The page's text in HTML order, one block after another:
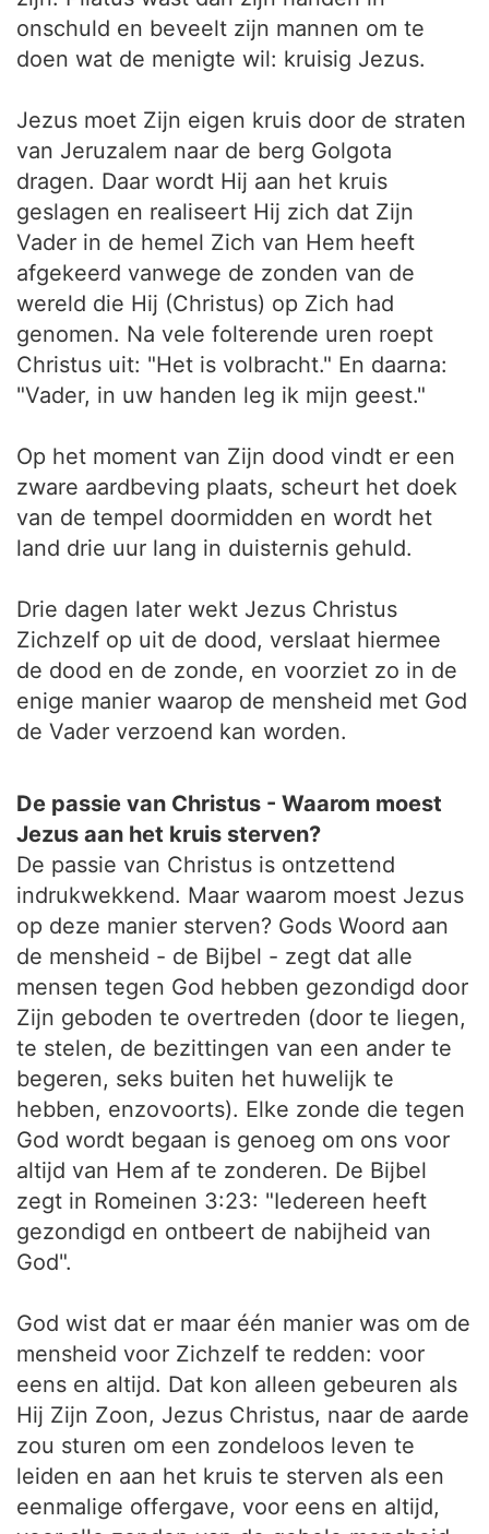
onschuld en beveelt zijn mannen om te
doen wat de menigte wil: kruisig Jezus.
Jezus moet Zijn eigen kruis door de straten
van Jeruzalem naar de berg Golgota
dragen. Daar wordt Hij aan het kruis
geslagen en realiseert Hij zich dat Zijn
Vader in de hemel Zich van Hem heeft
afgekeerd vanwege de zonden van de
wereld die Hij (Christus) op Zich had
genomen. Na vele folterende uren roept
Christus uit: "Het is volbracht." En daarna:
"Vader, in uw handen leg ik mijn geest."
Op het moment van Zijn dood vindt er een
zware aardbeving plaats, scheurt het doek
van de tempel doormidden en wordt het
land drie uur lang in duisternis gehuld.
Drie dagen later wekt Jezus Christus
Zichzelf op uit de dood, verslaat hiermee
de dood en de zonde, en voorziet zo in de
enige manier waarop de mensheid met God
de Vader verzoend kan worden.
De passie van Christus - Waarom moest
Jezus aan het kruis sterven?
De passie van Christus is ontzettend
indrukwekkend. Maar waarom moest Jezus
op deze manier sterven? Gods Woord aan
de mensheid - de Bijbel - zegt dat alle
mensen tegen God hebben gezondigd door
Zijn geboden te overtreden (door te liegen,
te stelen, de bezittingen van een ander te
begeren, seks buiten het huwelijk te
hebben, enzovoorts). Elke zonde die tegen
God wordt begaan is genoeg om ons voor
altijd van Hem af te zonderen. De Bijbel
zegt in Romeinen 3:23: "Iedereen heeft
gezondigd en ontbeert de nabijheid van
God".
God wist dat er maar één manier was om de
mensheid voor Zichzelf te redden: voor
eens en altijd. Dat kon alleen gebeuren als
Hij Zijn Zoon, Jezus Christus, naar de aarde
zou sturen om een zondeloos leven te
leiden en aan het kruis te sterven als een
eenmalige offergave, voor eens en altijd,